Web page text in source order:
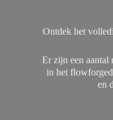
Ontdek het
Er zijn een aantal
in het
en